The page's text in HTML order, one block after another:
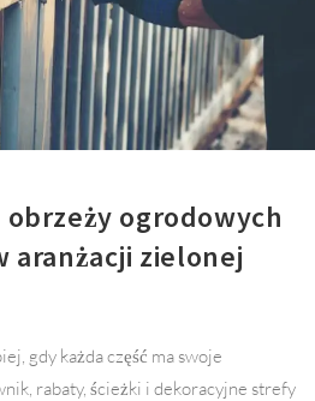
obrzeży ogrodowych
aranżacji zielonej
gdy każda część ma swoje
rabaty, ścieżki i dekoracyjne strefy